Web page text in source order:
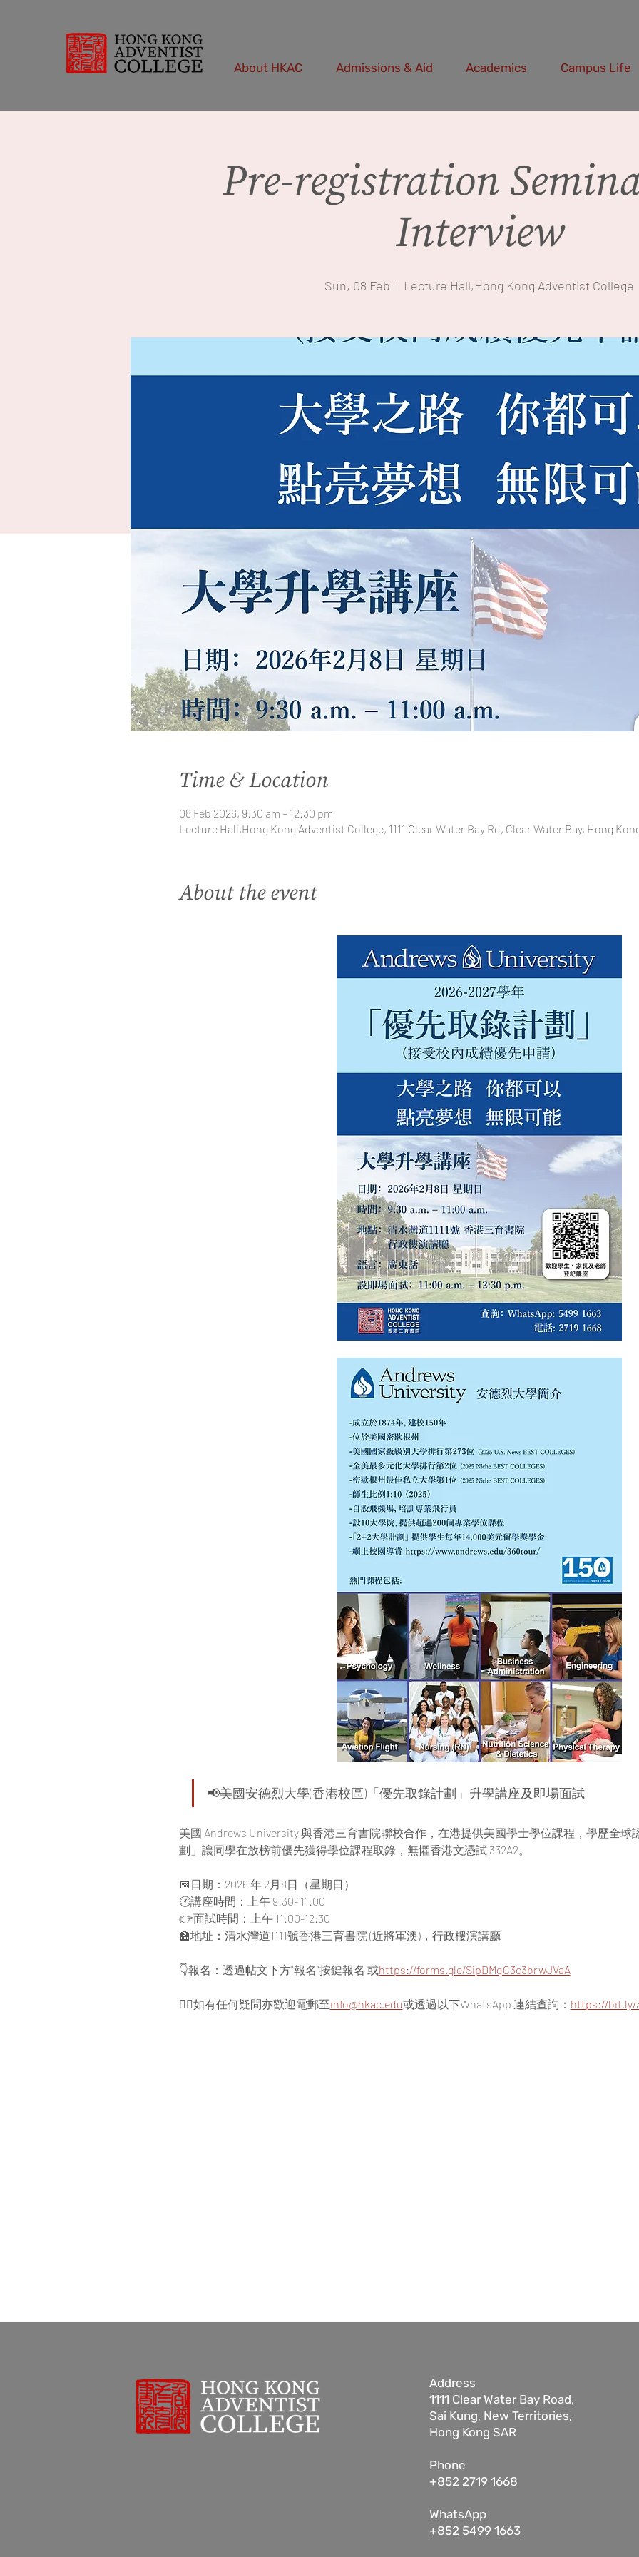
About HKAC Admissions & Aid Academics Campus Life
Pre-registration
Interview
Sun, 08 Feb
  |
Lecture Hall,Hong Kong Adventist College
Time & Location
08 Feb 2026, 9:30 am – 12:30 pm
Lecture Hall,Hong Kong Adventist College, 1111 Clear Water Bay Rd, Clear Water Bay, Hong
About the event
📢美國安德烈大學(香港校區)「優先取錄計劃」升學講座及即場面試
美國 Andrews University 與香港三育書院聯校合作，在港提供美國學士學位課程，學歷全球
劃」讓同學在放榜前優先獲得學位課程取錄，無懼香港文憑試 332A2。
📅日期：2026 年 2月8日（星期日）
🕐講座時間：上午 9:30- 11:00
👉面試時間：上午 11:00-12:30
🏫地址：清水灣道1111號香港三育書院 (近將軍澳)，行政樓演講廳
👇報名：透過帖文下方"報名"按鍵報名 或https://forms.gle/SipDMqC3c3brwJVaA
🙋‍♂️如有任何疑問亦歡迎電郵至info@hkac.edu或透過以下WhatsApp 連結查詢： https://bit.ly/
Address
1111 Clear Water Bay Road,
Sai Kung, New Territories,
Hong Kong SAR
Phone
+852 2719 1668
WhatsApp
+852 5499 1663